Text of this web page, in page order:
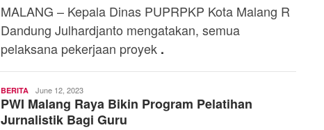
MALANG – Kepala Dinas PUPRPKP Kota Malang R
Dandung Julhardjanto mengatakan, semua
pelaksana pekerjaan proyek .
BERITA Toski
Dermaleksana
June 12, 2023
PWI Malang Raya Bikin Program Pelatihan
Jurnalistik Bagi Guru